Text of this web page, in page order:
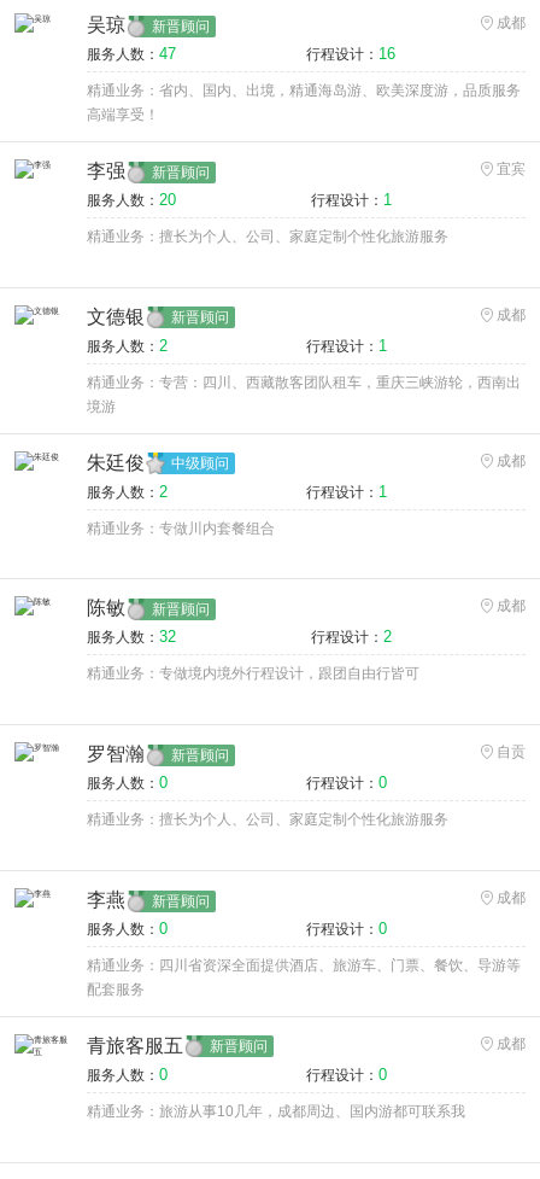
吴琼 新晋顾问
成都
服务人数： 47 行程设计： 16
精通业务：省内、国内、出境，精通海岛游、欧美深度游，品质服务
高端享受！
李强 新晋顾问
宜宾
服务人数： 20 行程设计： 1
精通业务：擅长为个人、公司、家庭定制个性化旅游服务
文德银 新晋顾问
成都
服务人数： 2 行程设计： 1
精通业务：专营：四川、西藏散客团队租车，重庆三峡游轮，西南出
境游
朱廷俊 中级顾问
成都
服务人数： 2 行程设计： 1
精通业务：专做川内套餐组合
陈敏 新晋顾问
成都
服务人数： 32 行程设计： 2
精通业务：专做境内境外行程设计，跟团自由行皆可
罗智瀚 新晋顾问
自贡
服务人数： 0 行程设计： 0
精通业务：擅长为个人、公司、家庭定制个性化旅游服务
李燕 新晋顾问
成都
服务人数： 0 行程设计： 0
精通业务：四川省资深全面提供酒店、旅游车、门票、餐饮、导游等
配套服务
青旅客服五 新晋顾问
成都
服务人数： 0 行程设计： 0
精通业务：旅游从事10几年，成都周边、国内游都可联系我